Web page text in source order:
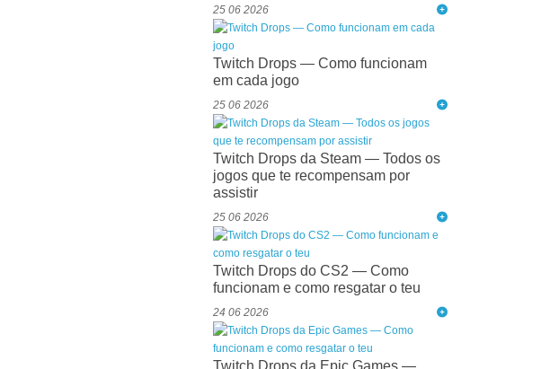
25 06 2026
Twitch Drops — Como funcionam
em cada jogo
25 06 2026
Twitch Drops da Steam — Todos os
jogos que te recompensam por
assistir
25 06 2026
Twitch Drops do CS2 — Como
funcionam e como resgatar o teu
24 06 2026
Twitch Drops da Epic Games —